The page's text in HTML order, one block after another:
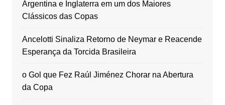
Argentina e Inglaterra em um dos Maiores
Clássicos das Copas
Ancelotti Sinaliza Retorno de Neymar e Reacende
Esperança da Torcida Brasileira
o Gol que Fez Raúl Jiménez Chorar na Abertura
da Copa